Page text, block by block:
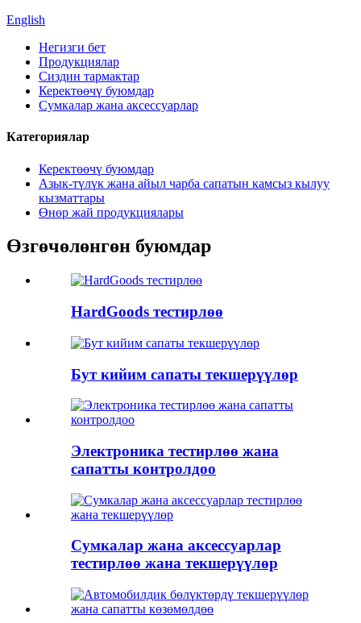
English
Негизги бет
Продукциялар
Сиздин тармактар
Керектөөчү буюмдар
Сумкалар жана аксессуарлар
Категориялар
Керектөөчү буюмдар
Азык-түлүк жана айыл чарба сапатын камсыз кылуу
кызматтары
Өнөр жай продукциялары
Өзгөчөлөнгөн буюмдар
HardGoods тестирлөө
Бут кийим сапаты текшерүүлөр
Электроника тестирлөө жана
сапатты контролдоо
Сумкалар жана аксессуарлар
тестирлөө жана текшерүүлөр